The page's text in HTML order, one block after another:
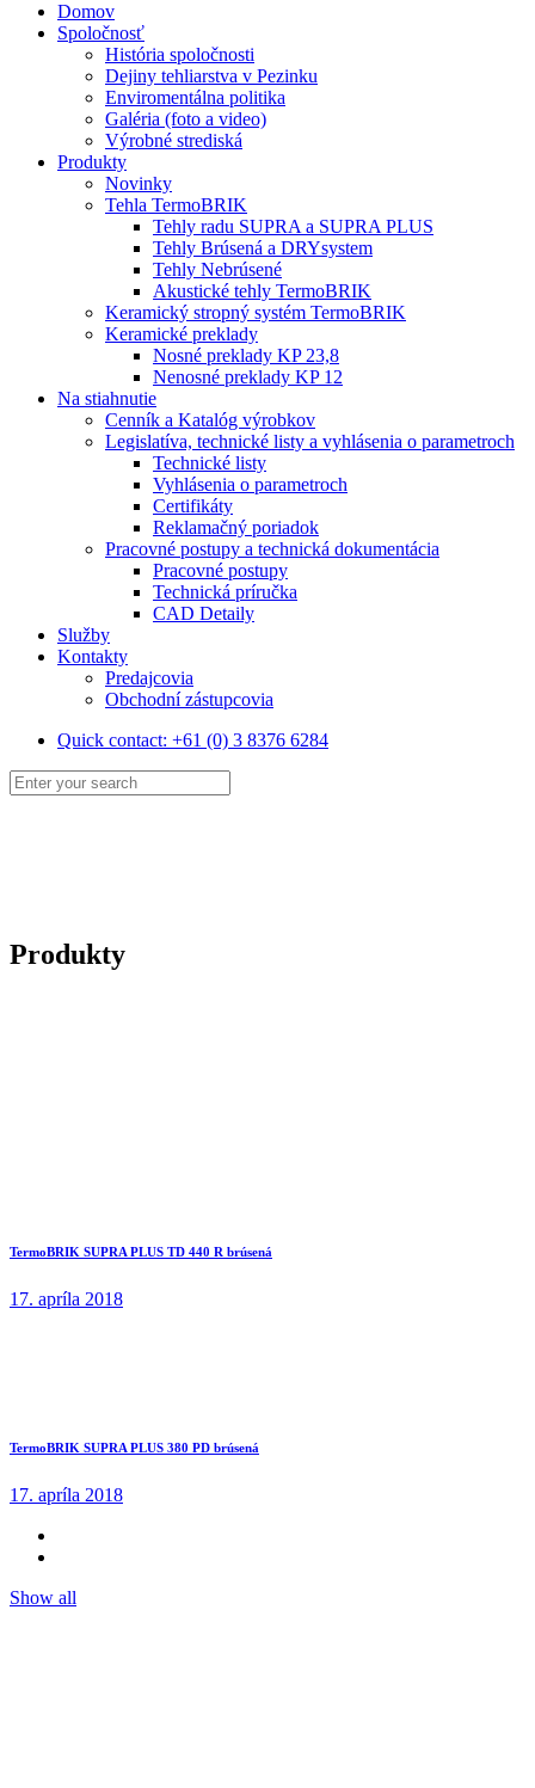
Domov
Spoločnosť
História spoločnosti
Dejiny tehliarstva v Pezinku
Enviromentálna politika
Galéria (foto a video)
Výrobné strediská
Produkty
Novinky
Tehla TermoBRIK
Tehly radu SUPRA a SUPRA PLUS
Tehly Brúsená a DRYsystem
Tehly Nebrúsené
Akustické tehly TermoBRIK
Keramický stropný systém TermoBRIK
Keramické preklady
Nosné preklady KP 23,8
Nenosné preklady KP 12
Na stiahnutie
Cenník a Katalóg výrobkov
Legislatíva, technické listy a vyhlásenia o parametroch
Technické listy
Vyhlásenia o parametroch
Certifikáty
Reklamačný poriadok
Pracovné postupy a technická dokumentácia
Pracovné postupy
Technická príručka
CAD Detaily
Služby
Kontakty
Predajcovia
Obchodní zástupcovia
Quick contact: +61 (0) 3 8376 6284
Produkty
TermoBRIK SUPRA PLUS TD 440 R brúsená
17. apríla 2018
TermoBRIK SUPRA PLUS 380 PD brúsená
17. apríla 2018
Show all